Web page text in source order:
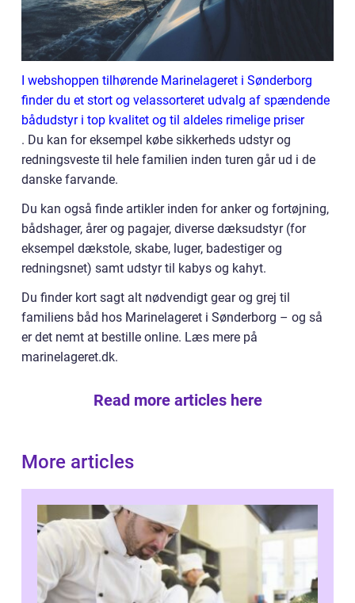
I webshoppen tilhørende Marinelageret i Sønderborg
finder du et stort og velassorteret udvalg af spændende
bådudstyr i top kvalitet og til aldeles rimelige priser
. Du kan for eksempel købe sikkerheds udstyr og
redningsveste til hele familien inden turen går ud i de
danske farvande.
Du kan også finde artikler inden for anker og fortøjning,
bådshager, årer og pagajer, diverse dæksudstyr (for
eksempel dækstole, skabe, luger, badestiger og
redningsnet) samt udstyr til kabys og kahyt.
Du finder kort sagt alt nødvendigt gear og grej til
familiens båd hos Marinelageret i Sønderborg – og så
er det nemt at bestille online. Læs mere på
marinelageret.dk.
Read more articles here
More articles